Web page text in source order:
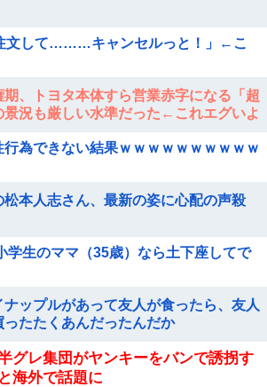
文して………キャンセルっと！」←こ
期、トヨタ本体すら営業赤字になる「超
況も厳しい水準だった←これエグいよ
行為できない結果ｗｗｗｗｗｗｗｗｗｗ
松本人志さん、最新の姿に心配の声殺
学生のママ（35歳）なら土下座してで
ップルがあって友人が食ったら、友人
ったたくあんだったんだか
グレ集団がヤンキーをバンで誘拐す
海外で話題に